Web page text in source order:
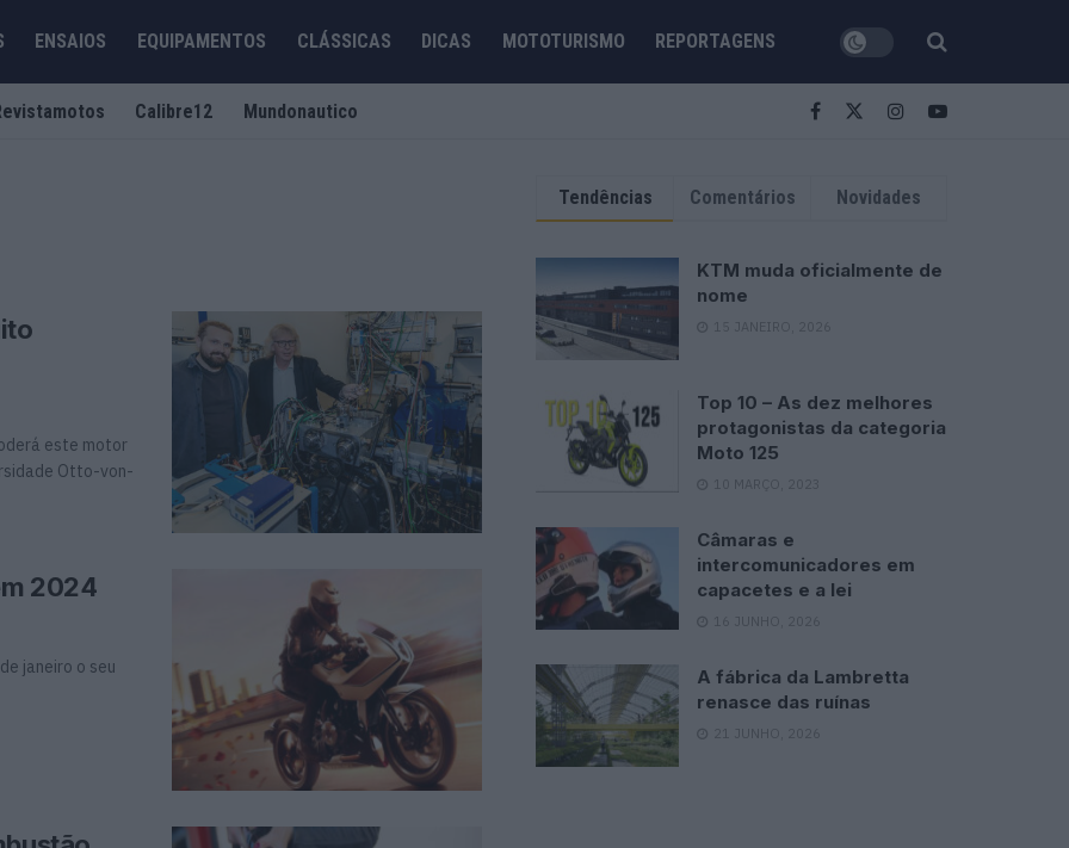
ENSAIOS EQUIPAMENTOS CLÁSSICAS DICAS MOTOTURISMO REPORTAGENS
Calibre12 Mundonautico
este motor
Otto-von-
2024
janeiro o seu
Tendências Comentários Novidades
KTM muda oficialmente de
nome
15 JANEIRO, 2026
Top 10 – As dez melhores
protagonistas da categoria
Moto 125
10 MARÇO, 2023
Câmaras e
intercomunicadores em
capacetes e a lei
16 JUNHO, 2026
A fábrica da Lambretta
renasce das ruínas
21 JUNHO, 2026